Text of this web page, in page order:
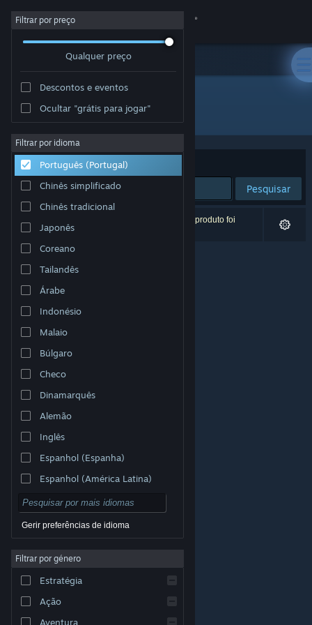
Iniciar sessão
Sobre
Apoio
Alterar idioma
Instala a app móvel do Steam
Ver versão para computadores
© Valve Corporation. Todos os direitos reservados.
respetivos proprietários nos E.U.A. e outros países.
Acessibilidade
Reembolsos|Cookies
Filtrar por preço
Qualquer preço
Descontos e eventos
Ocultar "grátis para jogar"
Filtrar por idioma
Português (Portugal)
Chinês simplificado
Chinês tradicional
Japonês
Coreano
Tailandês
Árabe
Indonésio
Malaio
Búlgaro
Checo
Dinamarquês
Alemão
Inglês
Espanhol (Espanha)
Espanhol (América Latina)
Gerir preferências de idioma
Filtrar por género
Estratégia
Ação
Aventura
Developer: QED Games
Ordenar por Relevância
Pesquisar
0 resultados correspondentes à tua pesquisa. 1 produto foi
excluído com base nas tuas preferências.